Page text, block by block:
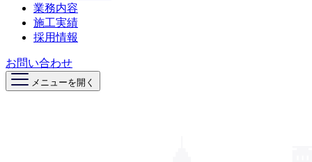
業務内容
施工実績
採用情報
お問い合わせ
メニューを開く